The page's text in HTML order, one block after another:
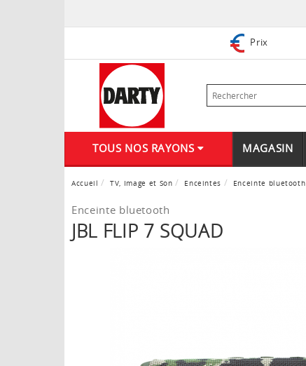
Prix
TOUS NOS RAYONS MAGASIN
Accueil TV, Image et Son Enceintes Enceinte bluetooth
Enceinte bluetooth
JBL FLIP 7 SQUAD